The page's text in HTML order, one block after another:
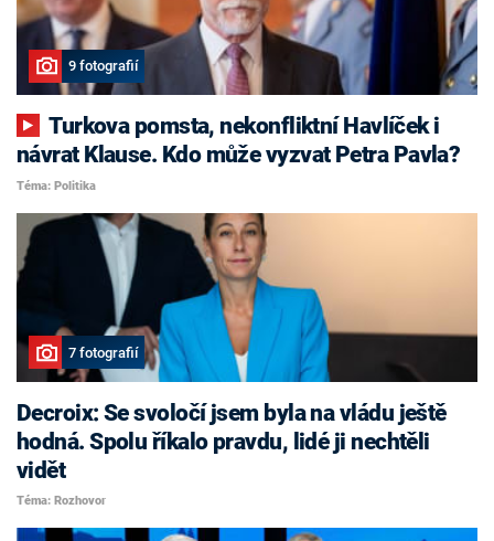
9 fotografií
Turkova pomsta, nekonfliktní Havlíček i
návrat Klause. Kdo může vyzvat Petra Pavla?
Téma: Politika
7 fotografií
Decroix: Se svoločí jsem byla na vládu ještě
hodná. Spolu říkalo pravdu, lidé ji nechtěli
vidět
Téma: Rozhovor